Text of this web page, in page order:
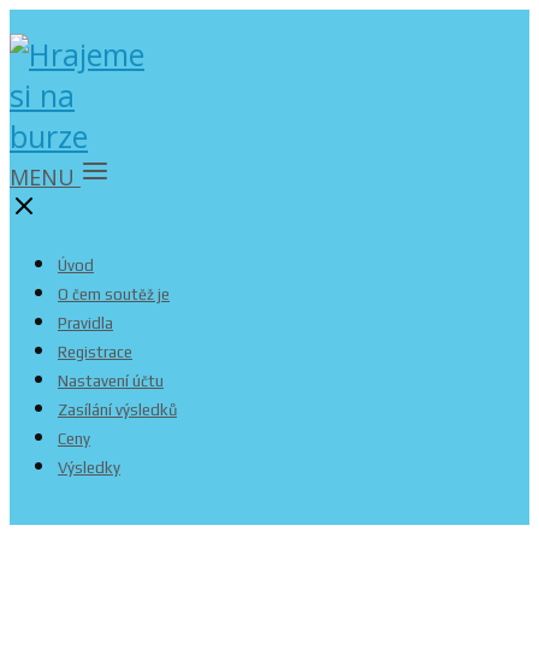
MENU
Úvod
O čem soutěž je
Pravidla
Registrace
Nastavení účtu
Zasílání výsledků
Ceny
Výsledky